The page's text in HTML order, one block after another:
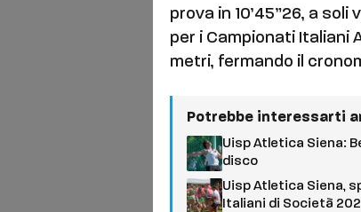
prova in 10’45”26, a
per i Campionati Italiani
metri, fermando il
Potrebbe interessarti
Uisp Atletica Siena:
disco
Uisp Atletica Siena,
Italiani di Società